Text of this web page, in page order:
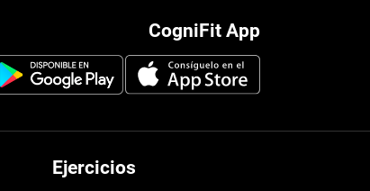
CogniFit App
Ejercicios